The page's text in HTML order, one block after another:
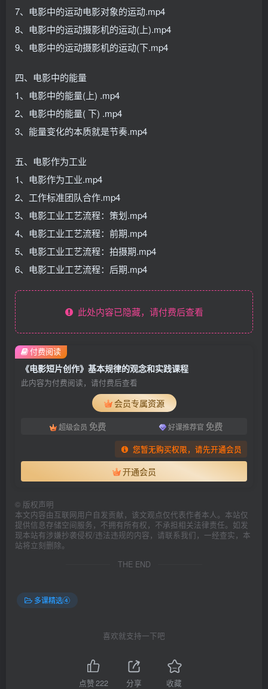
7、电影中的运动电影对象的运动.mp4
8、电影中的运动摄影机的运动(上).mp4
9、电影中的运动摄影机的运动(下.mp4
四、电影中的能量
1、电影中的能量(上) .mp4
2、电影中的能量( 下) .mp4
3、能量变化的本质就是节奏.mp4
五、电影作为工业
1、电影作为工业.mp4
2、工作标准团队合作.mp4
3、电影工业工艺流程：策划.mp4
4、电影工业工艺流程：前期.mp4
5、电影工业工艺流程：拍摄期.mp4
6、电影工业工艺流程：后期.mp4
此处内容已隐藏，请付费后查看
《电影短片创作》基本规律的观念和实践课程
此内容为付费阅读，请付费后查看
会员专属资源
超级会员 免费 好课推荐官 免费
您暂无购买权限，请先开通会员
开通会员
付费阅读
© 版权声明
本文内容由互联网用户自发贡献，该文观点仅代表作者本人。本站仅
提供信息存储空间服务，不拥有所有权，不承担相关法律责任。如发
现本站有涉嫌抄袭侵权/违法违规的内容，请联系我们，一经查实，本
站将立刻删除。
THE END
多课精选④
喜欢就支持一下吧
点赞222 分享 收藏